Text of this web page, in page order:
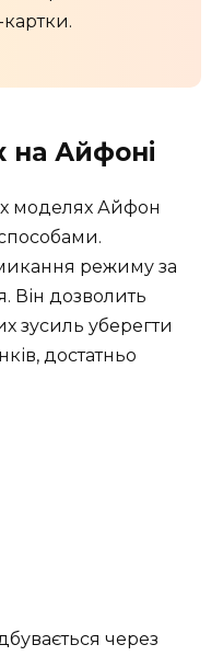
на Айфоні
моделях Айфон
режиму за
Він дозволить
зусиль уберегти
достатньо
через